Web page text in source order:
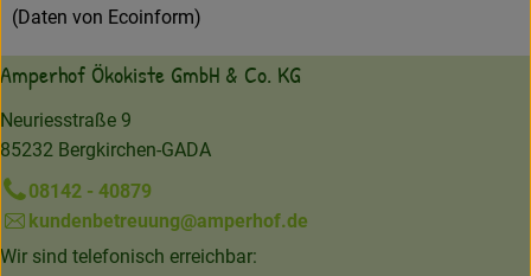
(Daten von Ecoinform)
Amperhof Ökokiste GmbH & Co. KG
Neuriesstraße 9
85232 Bergkirchen-GADA
08142 - 40879
kundenbetreuung@amperhof.de
Wir sind telefonisch erreichbar: